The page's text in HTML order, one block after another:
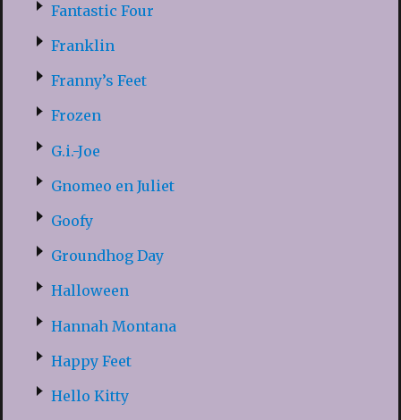
Fantastic Four
Franklin
Franny’s Feet
Frozen
G.i.-Joe
Gnomeo en Juliet
Goofy
Groundhog Day
Halloween
Hannah Montana
Happy Feet
Hello Kitty